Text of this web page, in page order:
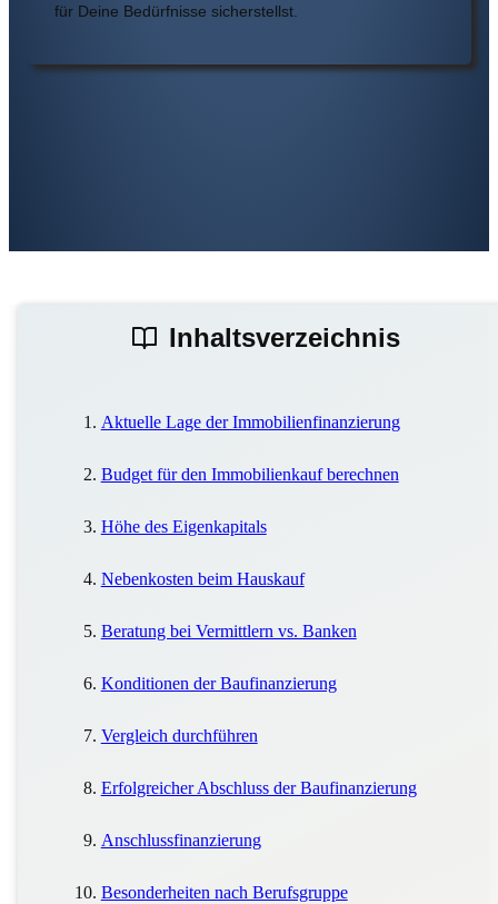
für Deine Bedürfnisse sicherstellst.
Inhaltsverzeichnis
Aktuelle Lage der Immobilienfinanzierung
Budget für den Immobilienkauf berechnen
Höhe des Eigenkapitals
Nebenkosten beim Hauskauf
Beratung bei Vermittlern vs. Banken
Konditionen der Baufinanzierung
Vergleich durchführen
Erfolgreicher Abschluss der Baufinanzierung
Anschlussfinanzierung
Besonderheiten nach Berufsgruppe